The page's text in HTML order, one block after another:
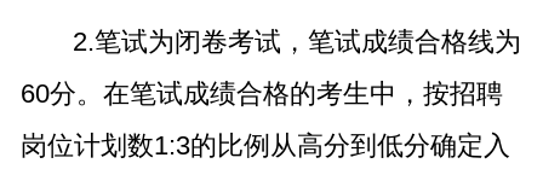
2.笔试为闭卷考试，笔试成绩合格线为
60分。在笔试成绩合格的考生中，按招聘
岗位计划数1:3的比例从高分到低分确定入